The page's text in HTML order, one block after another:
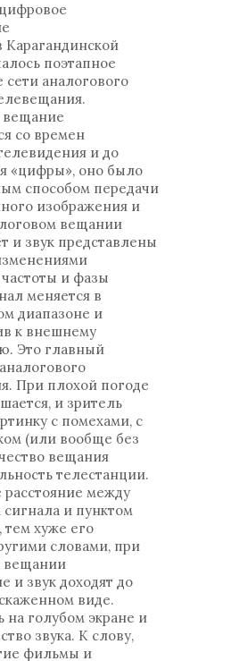
Карагандинской
поэтапное
аналогового
вещание
со времен
и до
«цифры», оно было
способом передачи
изображения и
вещании
и звук представлены
и фазы
меняется в
диапазоне и
к внешнему
Это главный
При плохой погоде
и зритель
с помехами, с
(или вообще без
вещания
телестанции.
между
и пунктом
тем хуже его
словами, при
вещании
и звук доходят до
виде.
на голубом экране и
звука. К слову,
фильмы и